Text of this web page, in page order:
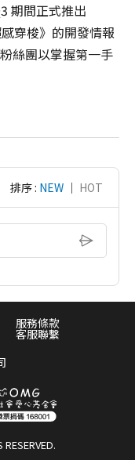
期間正式推出
穿梭》的開發情報
絲團以掌握第一手
排序 : NEW ｜ HOT
服務條款
客服聯繫